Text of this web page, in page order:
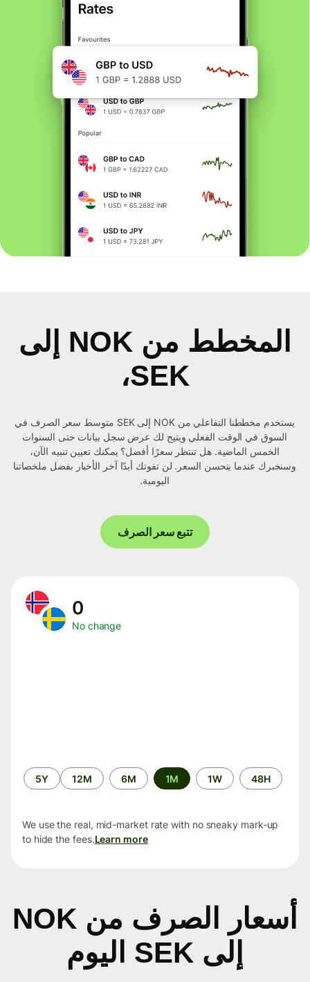
المخطط من NOK إلى
SEK،
يستخدم مخططنا التفاعلي من NOK إلى SEK متوسط ​​سعر الصرف في
السوق في الوقت الفعلي ويتيح لك عرض سجل بيانات حتى السنوات
الخمس الماضية. هل تنتظر سعرًا أفضل؟ يمكنك تعيين تنبيه الآن،
وسنخبرك عندما يتحسن السعر. لن تفوتك أبدًا آخر الأخبار بفضل ملخصاتنا
اليومية.
تتبع سعر الصرف
No change
الفترة
الزمنية
48H
1W
1M
6M
12M
5Y
We use the real, mid-market rate with no sneaky mark-up
to hide the fees.Learn more
أسعار الصرف من NOK
إلى SEK اليوم